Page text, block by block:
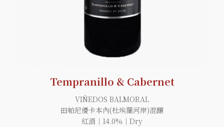
Tempranillo & Cabernet
VIÑEDOS BALMORAL
田帕尼優卡本內(杜埃羅河岸)混釀
紅酒｜14.0%｜Dry